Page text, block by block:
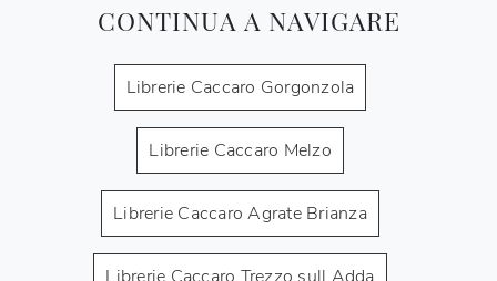
CONTINUA A NAVIGARE
Librerie Caccaro Gorgonzola
Librerie Caccaro Melzo
Librerie Caccaro Agrate Brianza